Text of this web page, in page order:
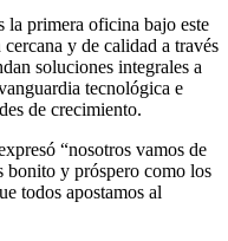
la primera oficina bajo este
y de calidad a través
soluciones integrales a
tecnológica e
de crecimiento.
“nosotros vamos de
bonito y próspero como los
todos apostamos al